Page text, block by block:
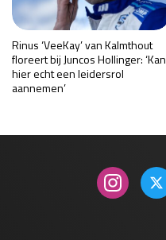
Rinus ‘VeeKay’ van Kalmthout
floreert bij Juncos Hollinger: ‘Kan
hier echt een leidersrol
aannemen’